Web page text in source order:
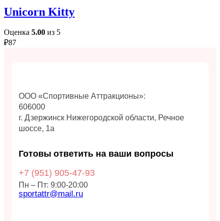
Unicorn Kitty
Оценка 5.00 из 5
₽87
ООО «Спортивные Аттракционы»:
606000
г. Дзержинск Нижегородской области, Речное
шоссе, 1а
Готовы ответить на ваши вопросы
+7 (951) 905-47-93
Пн – Пт: 9:00-20:00
sportattr@mail.ru